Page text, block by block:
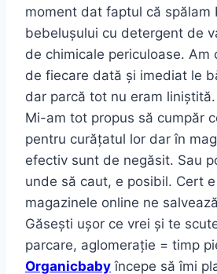
moment dat faptul că spălam
bebelușului cu detergent de
de chimicale periculoase. Am
de fiecare dată și imediat le
dar parcă tot nu eram liniștită.
Mi-am tot propus să cumpăr
pentru curățatul lor dar în
efectiv sunt de negăsit. Sau
unde să caut, e posibil. Cert
magazinele online ne
Găsești ușor ce vrei și te
parcare, aglomerație = timp
Organicbaby începe să îmi